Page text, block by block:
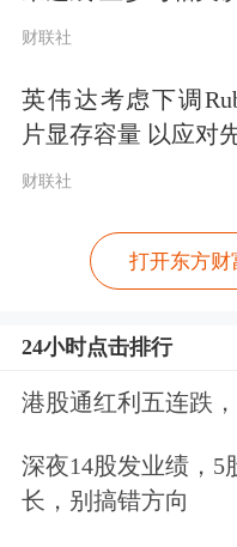
汇市：
降准对
短空长多，外汇
力
以进入楼市
降准要点全解析：
重点一：可释放
力度大，覆盖面
财联社
英伟达考虑下调
片显存容量 以应对
财联社
打开东方财
24小时点击排行
港股通红利五连跌
深夜14股发业绩，5
长，别搞错方向